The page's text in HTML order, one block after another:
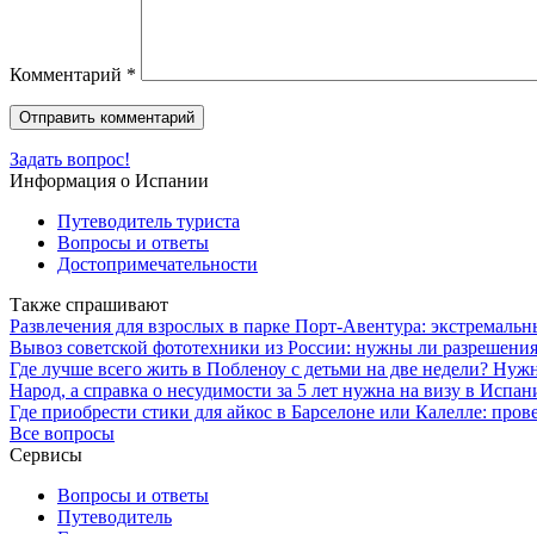
Комментарий *
Задать вопрос!
Информация о Испании
Путеводитель туриста
Вопросы и ответы
Достопримечательности
Также спрашивают
Развлечения для взрослых в парке Порт-Авентура:
Вывоз советской фототехники из России: нужны ли
Где лучше всего жить в Побленоу с детьми на две недели?
Народ, а справка о несудимости за 5 лет нужна на визу в
Где приобрести стики для айкос в Барселоне или Калелле:
Все вопросы
Сервисы
Вопросы и ответы
Путеводитель